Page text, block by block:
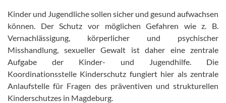
Kinder und Jugendliche sollen sicher und gesund aufwachsen
können. Der Schutz vor möglichen Gefahren wie z. B.
Vernachlässigung, körperlicher und psychischer
Misshandlung, sexueller Gewalt ist daher eine zentrale
Aufgabe der Kinder- und Jugendhilfe. Die
Koordinationsstelle Kinderschutz fungiert hier als zentrale
Anlaufstelle für Fragen des präventiven und strukturellen
Kinderschutzes in Magdeburg.